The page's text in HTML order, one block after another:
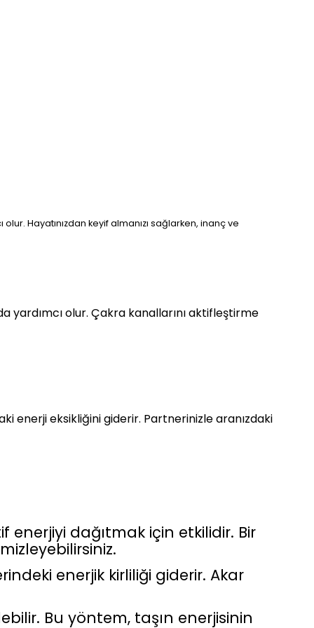
olur. Hayatınızdan keyif almanızı sağlarken, inanç ve
yardımcı olur. Çakra kanallarını aktifleştirme
enerji eksikliğini giderir. Partnerinizle aranızdaki
dağıtmak için etkilidir. Bir
enerjik kirliliği giderir. Akar
Bu yöntem, taşın enerjisinin